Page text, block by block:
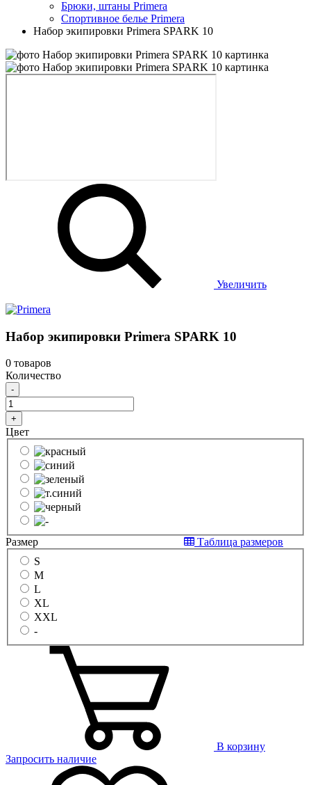
Брюки, штаны Primera
Спортивное белье Primera
Набор экипировки Primera SPARK 10
Увеличить
Набор экипировки Primera SPARK 10
0 товаров
Количество
-
+
Цвет
Размер
Таблица размеров
S
M
L
XL
XXL
-
В корзину
Запросить наличие